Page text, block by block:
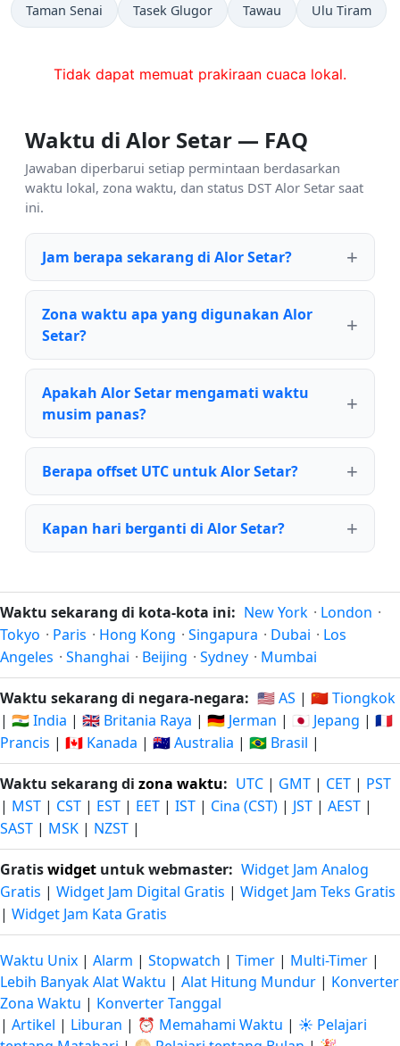
Taman Senai Tasek Glugor Tawau Ulu Tiram
Tidak dapat memuat prakiraan cuaca lokal.
Waktu di Alor Setar — FAQ
Jawaban diperbarui setiap permintaan berdasarkan
waktu lokal, zona waktu, dan status DST Alor Setar saat
ini.
Jam berapa sekarang di Alor Setar?
Zona waktu apa yang digunakan Alor
Setar?
Apakah Alor Setar mengamati waktu
musim panas?
Berapa offset UTC untuk Alor Setar?
Kapan hari berganti di Alor Setar?
Waktu sekarang di kota-kota ini: New York · London ·
Tokyo · Paris · Hong Kong · Singapura · Dubai · Los
Angeles · Shanghai · Beijing · Sydney · Mumbai
Waktu sekarang di negara-negara: 🇺🇸 AS | 🇨🇳 Tiongkok
| 🇮🇳 India | 🇬🇧 Britania Raya | 🇩🇪 Jerman | 🇯🇵 Jepang | 🇫🇷
Prancis | 🇨🇦 Kanada | 🇦🇺 Australia | 🇧🇷 Brasil |
Waktu sekarang di zona waktu: UTC | GMT | CET | PST
| MST | CST | EST | EET | IST | Cina (CST) | JST | AEST |
SAST | MSK | NZST |
Gratiswidget untuk webmaster: Widget Jam Analog
Gratis | Widget Jam Digital Gratis | Widget Jam Teks Gratis
| Widget Jam Kata Gratis
Waktu Unix | Alarm | Stopwatch | Timer | Multi-Timer |
Lebih Banyak Alat Waktu | Alat Hitung Mundur | Konverter
Zona Waktu | Konverter Tanggal
| Artikel | Liburan | ⏰ Memahami Waktu | ☀️ Pelajari